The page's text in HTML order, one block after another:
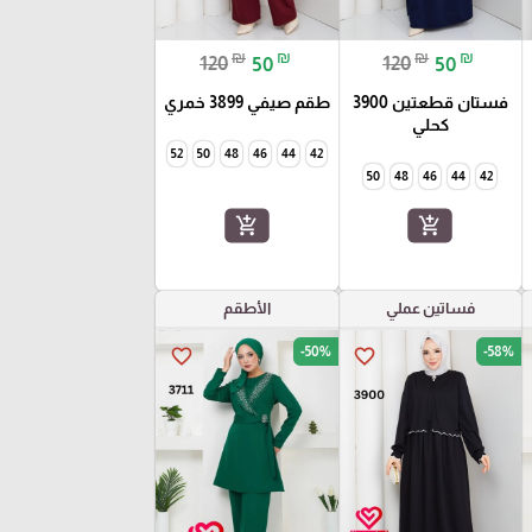
120₪ 50 ₪
فستان قطعتين 3900
كحلي
42
44
46
48
50
add_shopping_cart
120₪ 50 ₪
طقم صيفي 3899 خمري
42
44
46
48
50
52
add_shopping_cart
فساتين عملي
favorite_border -58%
الأطقم
favorite_border -50%